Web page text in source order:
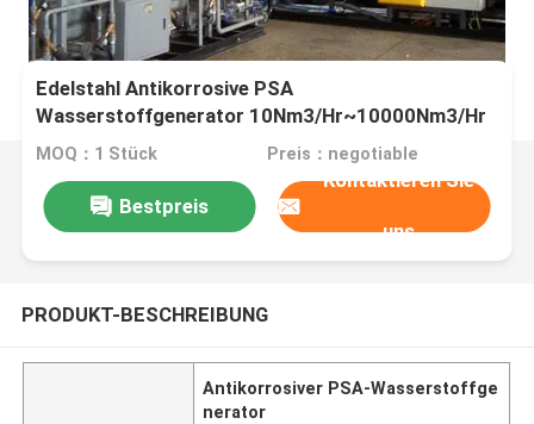
Edelstahl Antikorrosive PSA
Wasserstoffgenerator 10Nm3/Hr~10000Nm3/Hr
MOQ：1 Stück Preis：negotiable
Bestpreis
Kontaktieren Sie
uns
PRODUKT-BESCHREIBUNG
Antikorrosiver PSA-Wasserstoffge
nerator